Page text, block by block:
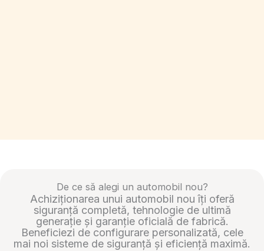
De ce să alegi un automobil nou?
Achiziționarea unui automobil nou îți oferă
siguranță completă, tehnologie de ultimă
generație și garanție oficială de fabrică.
Beneficiezi de configurare personalizată, cele
mai noi sisteme de siguranță și eficiență maximă.